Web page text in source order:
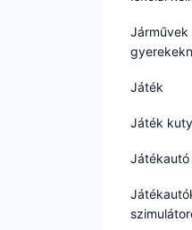
Járművek
Játék
Játék
Játékautó